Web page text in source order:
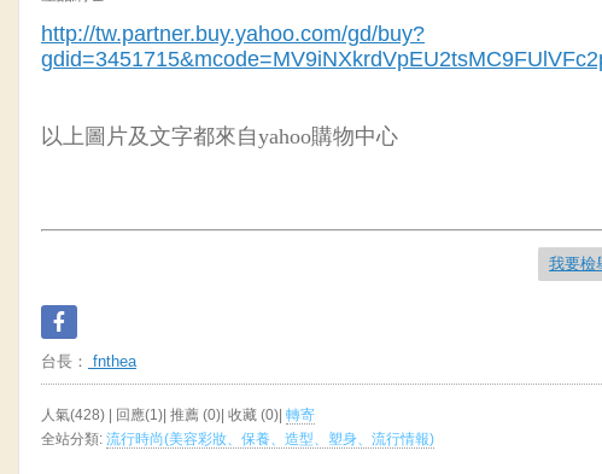
http://tw.partner.buy.yahoo.com/gd/buy?
gdid=3451715
以上圖片及文字都來自yahoo購物中心
我要檢
台長： fnthea
人氣(428) | 回應(1)| 推薦 (0)| 收藏 (0)| 轉寄
全站分類: 流行時尚(美容彩妝、保養、造型、塑身、流行情報)